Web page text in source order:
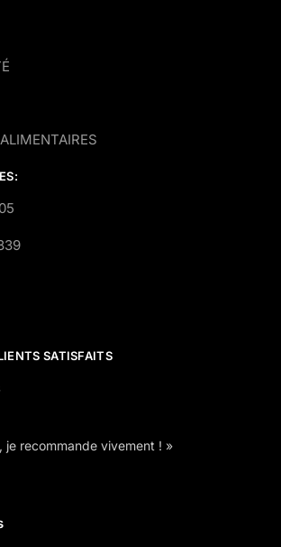
SATISFAITS
je recommande vivement ! »